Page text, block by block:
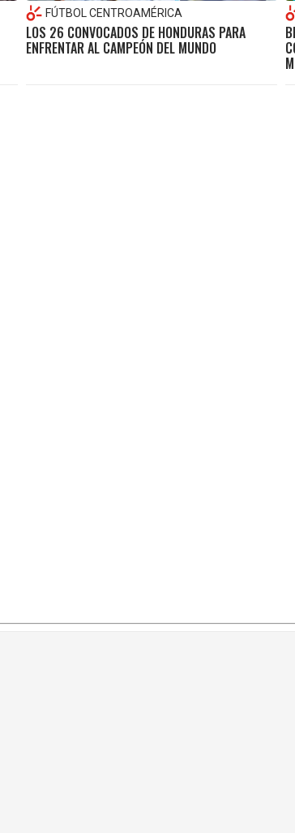
FÚTBOL CENTROAMÉRICA
LOS 26 CONVOCADOS DE HONDURAS PARA
ENFRENTAR AL CAMPEÓN DEL MUNDO